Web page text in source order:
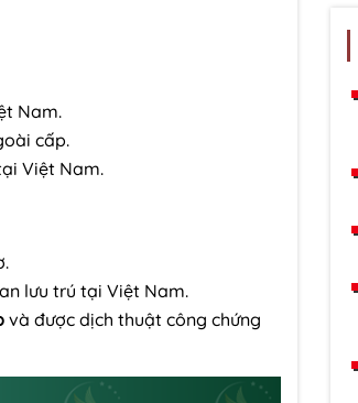
Nam.
cấp.
Việt Nam.
lưu trú tại Việt Nam.
và được dịch thuật công chứng